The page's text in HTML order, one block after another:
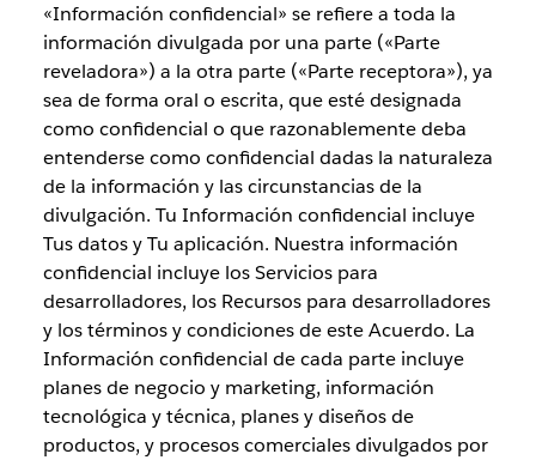
«Información confidencial» se refiere a toda la
información divulgada por una parte («Parte
reveladora») a la otra parte («Parte receptora»), ya
sea de forma oral o escrita, que esté designada
como confidencial o que razonablemente deba
entenderse como confidencial dadas la naturaleza
de la información y las circunstancias de la
divulgación. Tu Información confidencial incluye
Tus datos y Tu aplicación. Nuestra información
confidencial incluye los Servicios para
desarrolladores, los Recursos para desarrolladores
y los términos y condiciones de este Acuerdo. La
Información confidencial de cada parte incluye
planes de negocio y marketing, información
tecnológica y técnica, planes y diseños de
productos, y procesos comerciales divulgados por